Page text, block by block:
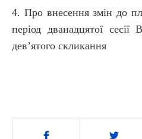
4. Про внесення змін до
період дванадцятої сесії
дев’ятого скликання
Поділитись